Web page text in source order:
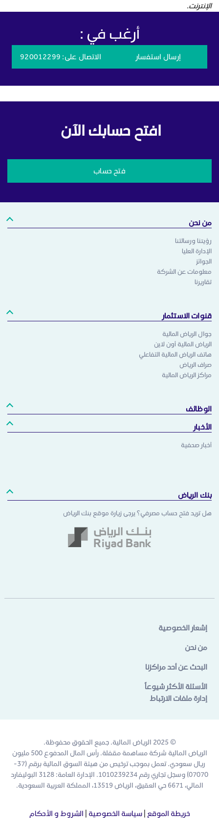
الإنترنت.
أرغب في :
إرسال استفسار الاتصال على: 920012299
افتح حسابك الآن
فتح حساب
من نحن
رؤيتنا ورسالتنا
الإدارة العليا
الجوائز
معلومات عن الشركة
تقاريرنا
قنوات الاستثمار
جوال الرياض المالية
الرياض المالية أون لاين
هاتف الرياض المالية التفاعلي
صراف الرياض
مراكز الرياض المالية
الوظائف
الأخبار
أخبار صحفية
بنك الرياض
هل تريد فتح حساب مصرفي؟ يرجى زيارة موقع بنك الرياض
إشعار الخصوصية
من نحن
البحث عن أحد مراكزنا
الأسئلة الأكثر شيوعاً
إدارة ملفات الارتباط
© 2025 الرياض المالية. جميع الحقوق محفوظة.
الرياض المالية شركة مساهمة مقفلة. رأس المال المدفوع 500 مليون
ريال سعودي. تعمل بموجب ترخيص من هيئة السوق المالية برقم (37-
07070) وسجل تجاري رقم 1010239234. الإدارة العامة: 3128 البوليفارد
المالي، 6671 حي العقيق، الرياض 13519، المملكة العربية السعودية.
خريطة الموقع |سياسة الخصوصية الشروط و الأحكام